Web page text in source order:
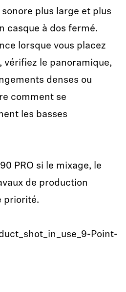
plus large et plus
casque à dos fermé.
lorsque vous placez
vérifiez le panoramique,
denses ou
comment se
les basses
PRO si le mixage, le
de production
priorité.